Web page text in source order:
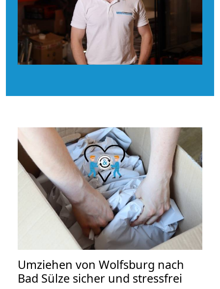
Umziehen von Wolfsburg nach
Bad Sülze sicher und stressfrei